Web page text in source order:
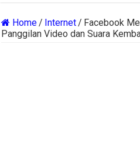
Home/ Internet/ Facebook
Panggilan Video dan Suara